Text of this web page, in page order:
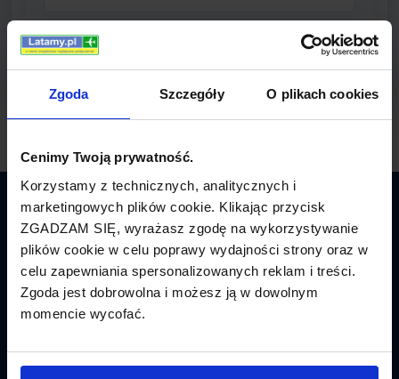
Zgoda Szczegóły O plikach cookies
Cenimy Twoją prywatność.
Korzystamy z technicznych, analitycznych i
marketingowych plików cookie. Klikając przycisk
ZGADZAM SIĘ, wyrażasz zgodę na wykorzystywanie
plików cookie w celu poprawy wydajności strony oraz w
celu zapewniania spersonalizowanych reklam i treści.
Zgoda jest dobrowolna i możesz ją w dowolnym
momencie wycofać.
Latamy.pl
Bilety lotnicze
Promocje